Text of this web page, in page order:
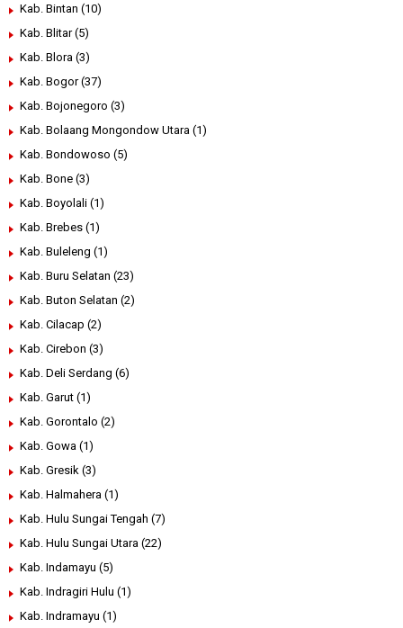
Kab. Bintan (10)
Kab. Blitar (5)
Kab. Blora (3)
Kab. Bogor (37)
Kab. Bojonegoro (3)
Kab. Bolaang Mongondow Utara (1)
Kab. Bondowoso (5)
Kab. Bone (3)
Kab. Boyolali (1)
Kab. Brebes (1)
Kab. Buleleng (1)
Kab. Buru Selatan (23)
Kab. Buton Selatan (2)
Kab. Cilacap (2)
Kab. Cirebon (3)
Kab. Deli Serdang (6)
Kab. Garut (1)
Kab. Gorontalo (2)
Kab. Gowa (1)
Kab. Gresik (3)
Kab. Halmahera (1)
Kab. Hulu Sungai Tengah (7)
Kab. Hulu Sungai Utara (22)
Kab. Indamayu (5)
Kab. Indragiri Hulu (1)
Kab. Indramayu (1)